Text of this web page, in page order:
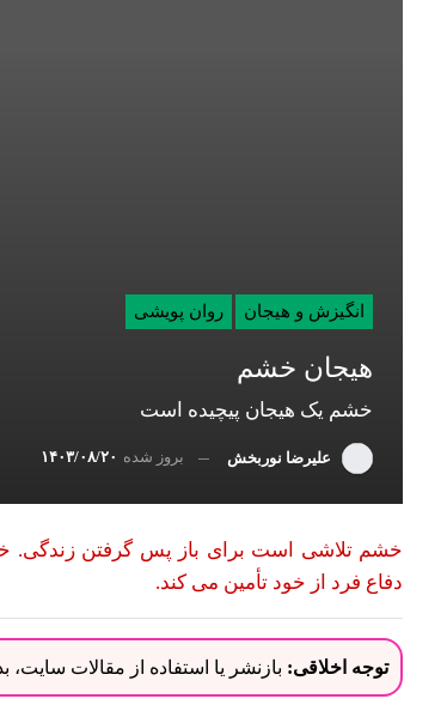
انگیزش و هیجان روان پویشی
هیجان خشم
خشم يک هيجان پيچيده است
علیرضا نوربخش بروز شده ۱۴۰۳/۰۸/۲۰
خشم تلاشی است برای باز پس گرفتن زندگی.
دفاع فرد از خود تأمین می کند.
توجه اخلاقی: بازنشر یا استفاده از مقالات